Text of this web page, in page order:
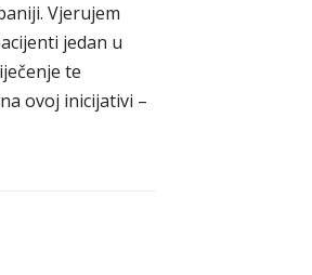
Vjerujem
jedan u
te
ovoj inicijativi –